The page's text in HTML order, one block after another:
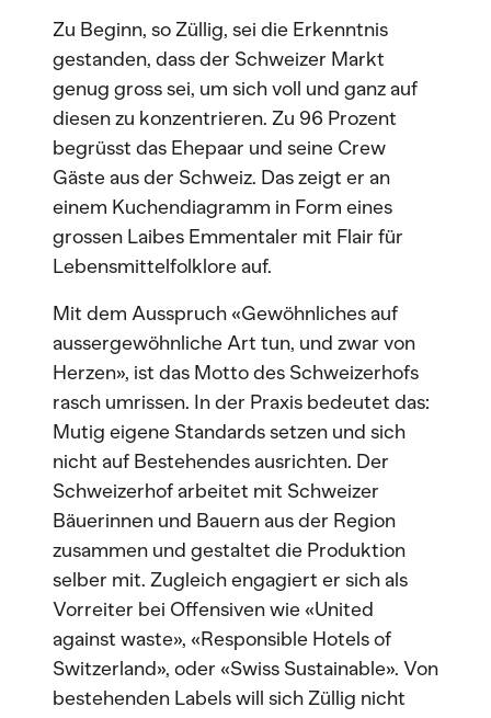
Zu Beginn, so Züllig, sei die Erkenntnis
gestanden, dass der Schweizer Markt
genug gross sei, um sich voll und ganz auf
diesen zu konzentrieren. Zu 96 Prozent
begrüsst das Ehepaar und seine Crew
Gäste aus der Schweiz. Das zeigt er an
einem Kuchendiagramm in Form eines
grossen Laibes Emmentaler mit Flair für
Lebensmittelfolklore auf.
Mit dem Ausspruch «Gewöhnliches auf
aussergewöhnliche Art tun, und zwar von
Herzen», ist das Motto des Schweizerhofs
rasch umrissen. In der Praxis bedeutet das:
Mutig eigene Standards setzen und sich
nicht auf Bestehendes ausrichten. Der
Schweizerhof arbeitet mit Schweizer
Bäuerinnen und Bauern aus der Region
zusammen und gestaltet die Produktion
selber mit. Zugleich engagiert er sich als
Vorreiter bei Offensiven wie «United
against waste», «Responsible Hotels of
Switzerland», oder «Swiss Sustainable». Von
bestehenden Labels will sich Züllig nicht